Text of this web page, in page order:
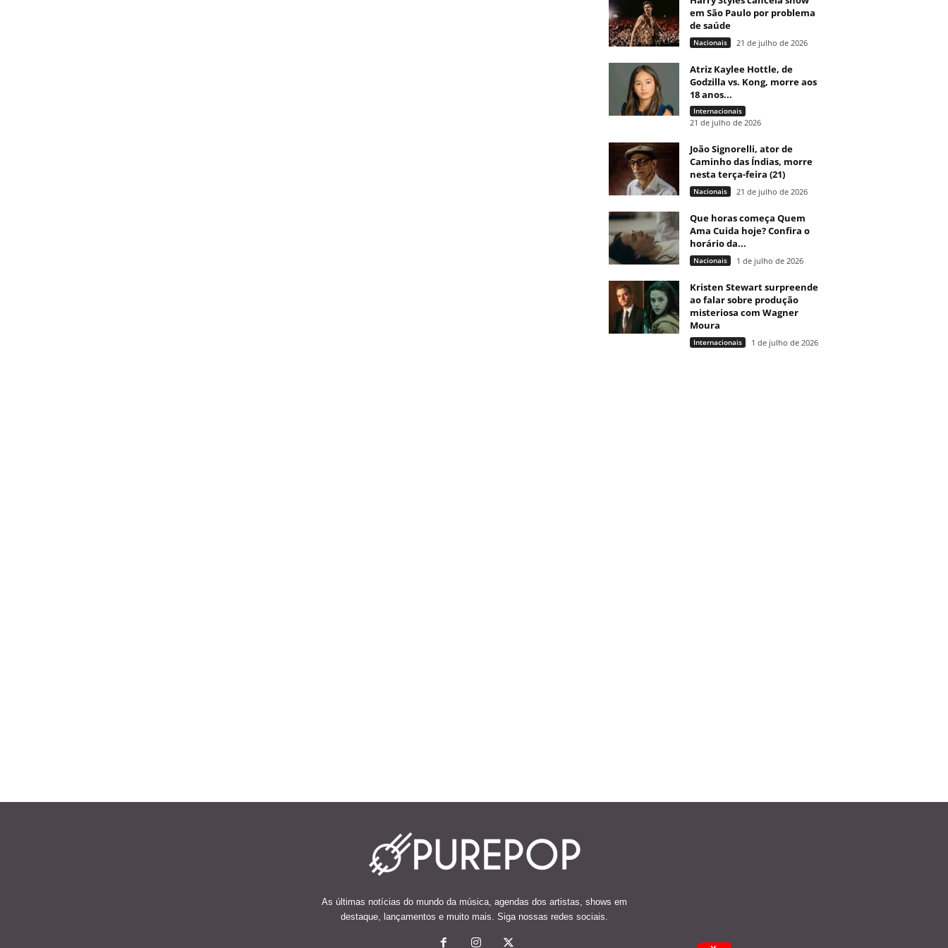
em São Paulo por problema
de saúde
Nacionais 21 de julho de 2026
Atriz Kaylee Hottle, de
Godzilla vs. Kong, morre aos
18 anos...
Internacionais
21 de julho de 2026
João Signorelli, ator de
Caminho das Índias, morre
nesta terça-feira (21)
Nacionais 21 de julho de 2026
Que horas começa Quem
Ama Cuida hoje? Confira o
horário da...
Nacionais 1 de julho de 2026
Kristen Stewart surpreende
ao falar sobre produção
misteriosa com Wagner
Moura
Internacionais 1 de julho de 2026
As últimas notícias do mundo da música, agendas dos artistas, shows em
destaque, lançamentos e muito mais. Siga nossas redes sociais.